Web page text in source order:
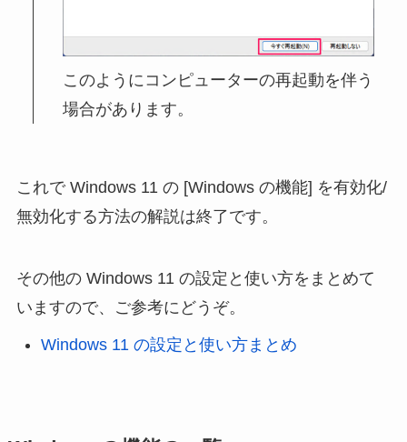
このようにコンピューターの再起動を伴う
場合があります。
これで Windows 11 の [Windows の機能] を有効化/
無効化する方法の解説は終了です。
その他の Windows 11 の設定と使い方をまとめて
いますので、ご参考にどうぞ。
Windows 11 の設定と使い方まとめ